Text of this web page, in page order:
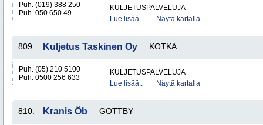
Puh. (019) 388 250
Puh. 050 650 49
KULJETUSPALVELUJA
Lue lisää..
Näytä kartalla
809. Kuljetus Taskinen Oy KOTKA
Puh. (05) 210 5100
Puh. 0500 256 633
KULJETUSPALVELUJA
Lue lisää..
Näytä kartalla
810. Kranis Öb GOTTBY